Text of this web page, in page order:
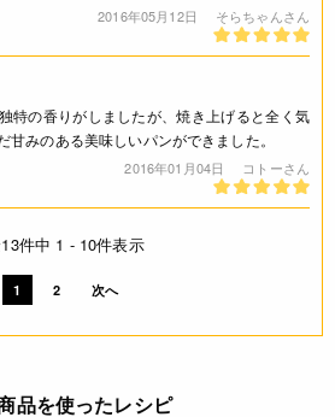
2016年05月12日 そらちゃんさん
特の香りがしましたが、焼き上げると全く気
甘みのある美味しいパンができました。
2016年01月04日 コトーさん
件中 1 - 10件表示
1 2 次へ
品を使ったレシピ